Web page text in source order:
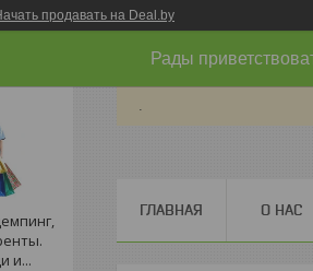
продавать на Deal.by
Рады
и...
.
ГЛАВНАЯ О НАС